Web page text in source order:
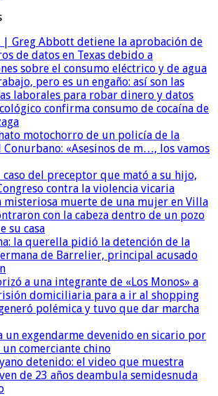
| Greg Abbott detiene la aprobación de
de datos en Texas debido a
sobre el consumo eléctrico y de agua
pero es un engaño: así son las
laborales para robar dinero y datos
confirma consumo de cocaína de
motochorro de un policía de la
Conurbano: «Asesinos de m…, los vamos
caso del preceptor que mató a su hijo,
contra la violencia vicaria
misteriosa muerte de una mujer en Villa
con la cabeza dentro de un pozo
su casa
la querella pidió la detención de la
de Barrelier, principal acusado
a una integrante de «Los Monos» a
domiciliaria para a ir al shopping
polémica y tuvo que dar marcha
un exgendarme devenido en sicario por
comerciante chino
detenido: el video que muestra
de 23 años deambula semidesnuda